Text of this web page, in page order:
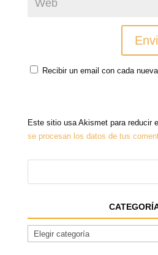
Recibir un email con cada
Este sitio usa Akismet para reducir
se procesan los datos de tus